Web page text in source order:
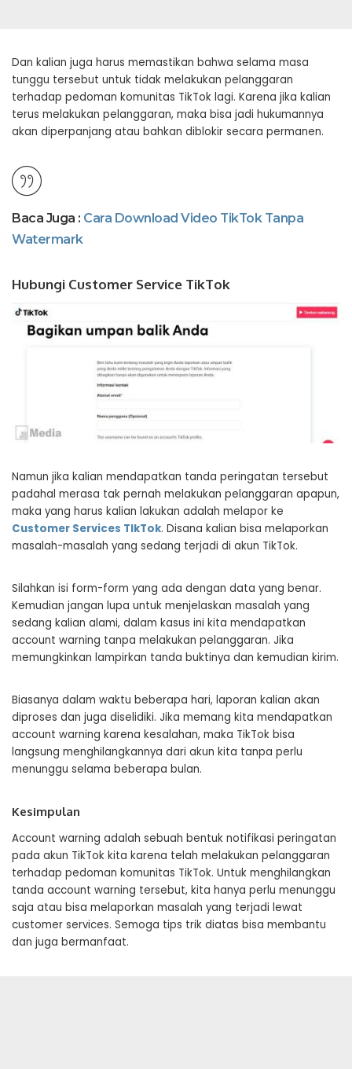
Dan kalian juga harus memastikan bahwa selama masa
tunggu tersebut untuk tidak melakukan pelanggaran
terhadap pedoman komunitas TikTok lagi. Karena jika kalian
terus melakukan pelanggaran, maka bisa jadi hukumannya
akan diperpanjang atau bahkan diblokir secara permanen.
Baca Juga : Cara Download Video TikTok Tanpa
Watermark
Hubungi Customer Service TikTok
Namun jika kalian mendapatkan tanda peringatan tersebut
padahal merasa tak pernah melakukan pelanggaran apapun,
maka yang harus kalian lakukan adalah melapor ke
Customer Services TIkTok. Disana kalian bisa melaporkan
masalah-masalah yang sedang terjadi di akun TikTok.
Silahkan isi form-form yang ada dengan data yang benar.
Kemudian jangan lupa untuk menjelaskan masalah yang
sedang kalian alami, dalam kasus ini kita mendapatkan
account warning tanpa melakukan pelanggaran. Jika
memungkinkan lampirkan tanda buktinya dan kemudian kirim.
Biasanya dalam waktu beberapa hari, laporan kalian akan
diproses dan juga diselidiki. Jika memang kita mendapatkan
account warning karena kesalahan, maka TikTok bisa
langsung menghilangkannya dari akun kita tanpa perlu
menunggu selama beberapa bulan.
Kesimpulan
Account warning adalah sebuah bentuk notifikasi peringatan
pada akun TikTok kita karena telah melakukan pelanggaran
terhadap pedoman komunitas TikTok. Untuk menghilangkan
tanda account warning tersebut, kita hanya perlu menunggu
saja atau bisa melaporkan masalah yang terjadi lewat
customer services. Semoga tips trik diatas bisa membantu
dan juga bermanfaat.